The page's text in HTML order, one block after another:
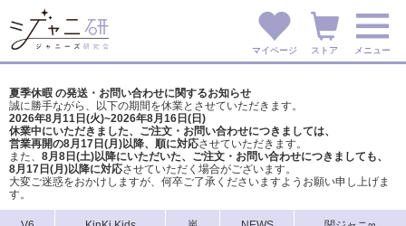
マイページ ストア メニュー
夏季休暇 の発送・お問い合わせに関するお知らせ
誠に勝手ながら、以下の期間を休業とさせていただきます。
2026年8月11日(火)~2026年8月16日(日)
休業中にいただきました、ご注文・お問い合わせにつきましては、
営業再開の8月17日(月)以降、順に対応させていただきます。
また、 8月8日(土)以降にいただいた、ご注文・ お問い合わせにつきましても、
8月17日(月)以降に対応させていただく場合がございます。
大変ご迷惑をおかけしますが、 何卒ご了承くださいますようお願い申し上げま
す。